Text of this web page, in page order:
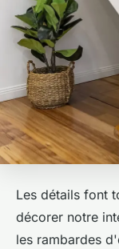
Les détails font
décorer notre
les rambardes